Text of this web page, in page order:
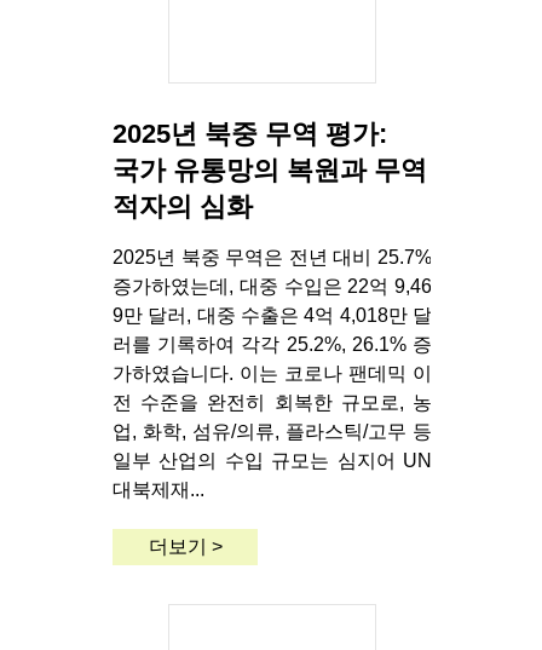
2025년 북중 무역 평가:
국가 유통망의 복원과 무역
적자의 심화
2025년 북중 무역은 전년 대비 25.7%
증가하였는데, 대중 수입은 22억 9,46
9만 달러, 대중 수출은 4억 4,018만 달
러를 기록하여 각각 25.2%, 26.1% 증
가하였습니다. 이는 코로나 팬데믹 이
전 수준을 완전히 회복한 규모로, 농
업, 화학, 섬유/의류, 플라스틱/고무 등
일부 산업의 수입 규모는 심지어 UN
대북제재...
더보기 >